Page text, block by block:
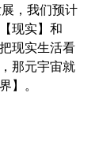
，我们预计
现实】和
现实生活看
那元宇宙就
】。